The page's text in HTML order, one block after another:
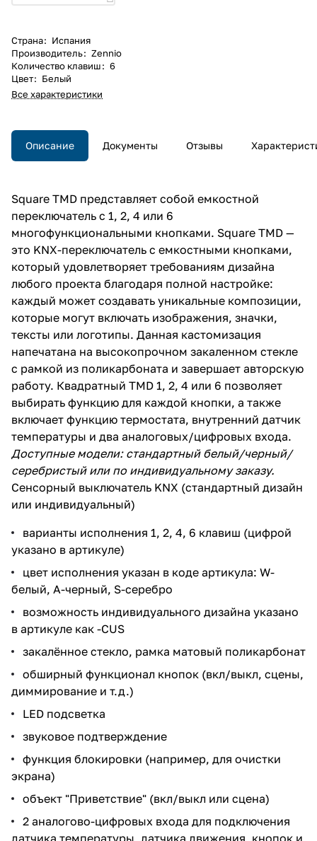
Страна: Испания
Производитель: Zennio
Количество клавиш: 6
Цвет: Белый
Все характеристики
Описание Документы Отзывы
Square TMD представляет собой емкостной
переключатель с 1, 2, 4 или 6
многофункциональными кнопками. Square TMD —
это KNX-переключатель с емкостными кнопками,
который удовлетворяет требованиям дизайна
любого проекта благодаря полной настройке:
каждый может создавать уникальные композиции,
которые могут включать изображения, значки,
тексты или логотипы. Данная кастомизация
напечатана на высокопрочном закаленном стекле
с рамкой из поликарбоната и завершает авторскую
работу. Квадратный TMD 1, 2, 4 или 6 позволяет
выбирать функцию для каждой кнопки, а также
включает функцию термостата, внутренний датчик
температуры и два аналоговых/цифровых входа.
Доступные модели: стандартный белый/черный/
серебристый или по индивидуальному заказу.
Сенсорный выключатель KNX (стандартный дизайн
или индивидуальный)
варианты исполнения 1, 2, 4, 6 клавиш (цифрой
указано в артикуле)
цвет исполнения указан в коде артикула: W-
белый, A-черный, S-серебро
возможность индивидуального дизайна указано
в артикуле как -CUS
закалённое стекло, рамка матовый поликарбонат
обширный функционал кнопок (вкл/выкл, сцены,
диммирование и т.д.)
LED подсветка
звуковое подтверждение
функция блокировки (например, для очистки
экрана)
объект "Приветствие" (вкл/выкл или сцена)
2 аналогово-цифровых входа для подключения
датчика температуры, датчика движения, кнопок и